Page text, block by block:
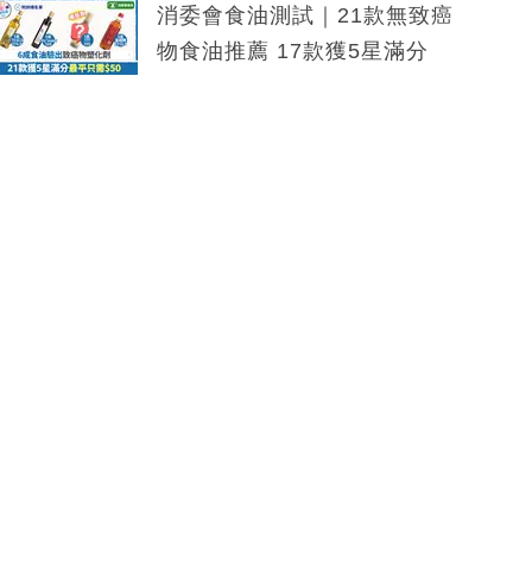
消委會食油測試｜21款無致癌
物食油推薦 17款獲5星滿分